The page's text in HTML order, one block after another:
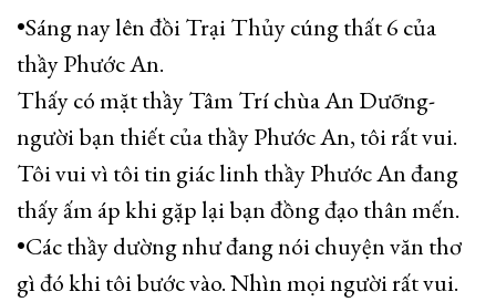
•Sáng nay lên đồi Trại Thủy cúng thất 6 của
thầy Phước An.
Thấy có mặt thầy Tâm Trí chùa An Dưỡng-
người bạn thiết của thầy Phước An, tôi rất vui.
Tôi vui vì tôi tin giác linh thầy Phước An đang
thấy ấm áp khi gặp lại bạn đồng đạo thân mến.
•Các thầy dường như đang nói chuyện văn thơ
gì đó khi tôi bước vào. Nhìn mọi người rất vui.